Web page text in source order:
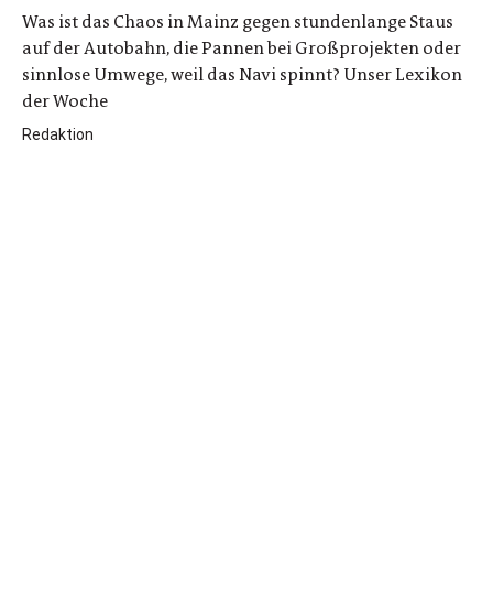
Was ist das Chaos in Mainz gegen stundenlange Staus
auf der Autobahn, die Pannen bei Großprojekten oder
sinnlose Umwege, weil das Navi spinnt? Unser Lexikon
der Woche
Redaktion